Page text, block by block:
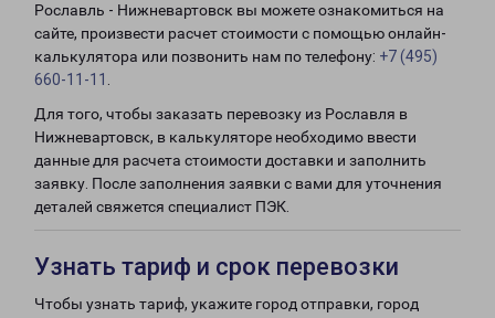
Рославль - Нижневартовск вы можете ознакомиться на
сайте, произвести расчет стоимости с помощью онлайн-
калькулятора или позвонить нам по телефону: +7 (495)
660-11-11
Для того, чтобы заказать перевозку из Рославля в
Нижневартовск, в калькуляторе необходимо ввести
данные для расчета стоимости доставки и заполнить
заявку. После заполнения заявки с вами для уточнения
деталей свяжется специалист ПЭК.
Узнать тариф и срок перевозки
Чтобы узнать тариф, укажите город отправки, город